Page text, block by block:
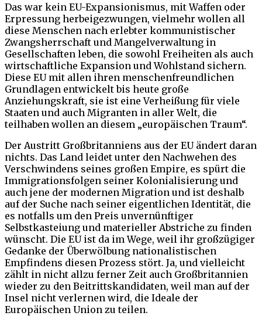
Das war kein EU-Expansionismus, mit Waffen oder
Erpressung herbeigezwungen, vielmehr wollen all
diese Menschen nach erlebter kommunistischer
Zwangsherrschaft und Mangelverwaltung in
Gesellschaften leben, die sowohl Freiheiten als auch
wirtschaftliche Expansion und Wohlstand sichern.
Diese EU mit allen ihren menschenfreundlichen
Grundlagen entwickelt bis heute große
Anziehungskraft, sie ist eine Verheißung für viele
Staaten und auch Migranten in aller Welt, die
teilhaben wollen an diesem „europäischen Traum“.
Der Austritt Großbritanniens aus der EU ändert daran
nichts. Das Land leidet unter den Nachwehen des
Verschwindens seines großen Empire, es spürt die
Immigrationsfolgen seiner Kolonialisierung und
auch jene der modernen Migration und ist deshalb
auf der Suche nach seiner eigentlichen Identität, die
es notfalls um den Preis unvernünftiger
Selbstkasteiung und materieller Abstriche zu finden
wünscht. Die EU ist da im Wege, weil ihr großzügiger
Gedanke der Überwölbung nationalistischen
Empfindens diesen Prozess stört. Ja, und vielleicht
zählt in nicht allzu ferner Zeit auch Großbritannien
wieder zu den Beitrittskandidaten, weil man auf der
Insel nicht verlernen wird, die Ideale der
Europäischen Union zu teilen.